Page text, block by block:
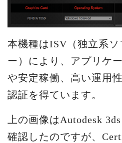
本機種はISV（独立系
ー）により、アプリケ
や安定稼働、高い運用
認証を得ています。
上の画像はAutodesk
確認したのですが、